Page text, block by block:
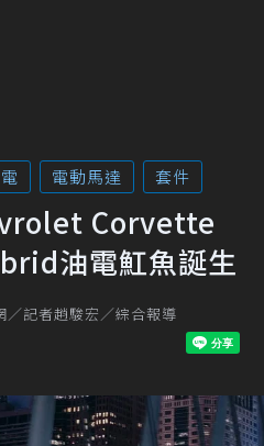
電動馬達 套件
Corvette
油電魟魚誕生
／記者趙駿宏／綜合報導